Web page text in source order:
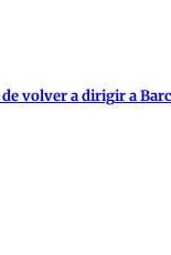
volver a dirigir a